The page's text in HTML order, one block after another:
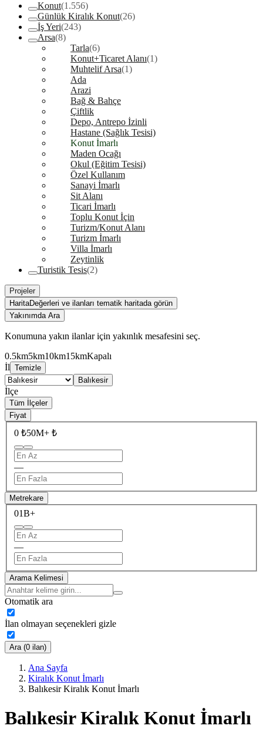
Konut(1.556)
Günlük Kiralık Konut(26)
İş Yeri(243)
Arsa(8)
Tarla(6)
Konut+Ticaret Alanı(1)
Muhtelif Arsa(1)
Ada
Arazi
Bağ & Bahçe
Çiftlik
Depo, Antrepo İzinli
Hastane (Sağlık Tesisi)
Konut İmarlı
Maden Ocağı
Okul (Eğitim Tesisi)
Özel Kullanım
Sanayi İmarlı
Sit Alanı
Ticari İmarlı
Toplu Konut İçin
Turizm/Konut Alanı
Turizm İmarlı
Villa İmarlı
Zeytinlik
Turistik Tesis(2)
Projeler
HaritaDeğerleri ve ilanları tematik haritada görün
Yakınımda Ara
Konumuna yakın ilanlar için yakınlık mesafesini seç.
0.5km5km10km15kmKapalı
İl Temizle
Balıkesir
İlçe
Tüm İlçeler
Fiyat
0 ₺50M+ ₺
—
Metrekare
01B+
—
Arama Kelimesi
Otomatik ara
İlan olmayan seçenekleri gizle
Ara (0 ilan)
Ana Sayfa
Kiralık Konut İmarlı
Balıkesir Kiralık Konut İmarlı
Balıkesir Kiralık Konut İmarlı